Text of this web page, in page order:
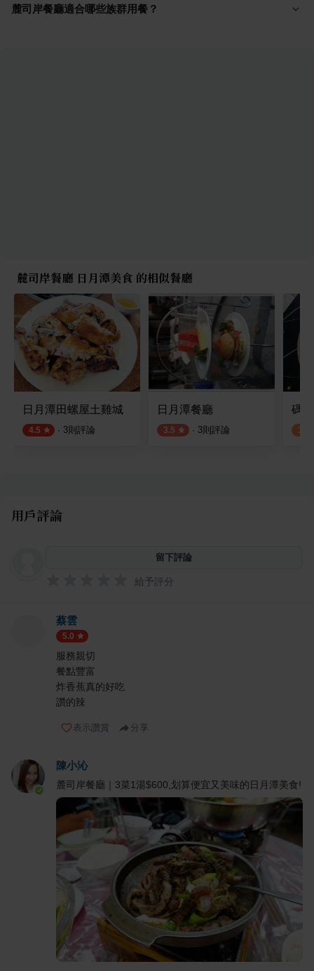
麓司岸餐廳適合哪些族群用餐？
麓司岸餐廳 日月潭美食 的相似餐廳
日月潭田螺屋土雞城
4.5 · 3則評論
日月潭餐廳
3.5 · 3則評論
碼
3.3
用戶評論
留下評論
給予評分
蔡雲
5.0
服務親切
餐點豐富
炸香蕉真的好吃
讚的辣
表示讚賞 分享
陳小沁
麓司岸餐廳｜3菜1湯$600,划算便宜又美味的日月潭美食!